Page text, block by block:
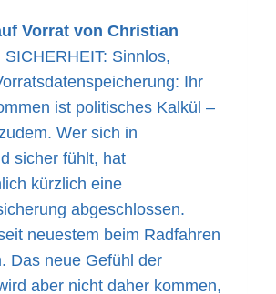
Vorrat von Christian
SICHERHEIT: Sinnlos,
Ihr
ist politisches Kalkül –
Wer sich in
sicher fühlt, hat
kürzlich eine
abgeschlossen.
neuestem beim Radfahren
Das neue Gefühl der
aber nicht daher kommen,